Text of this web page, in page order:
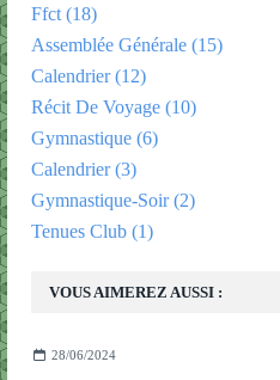
VOUS AIMEREZ AUSSI :
28/06/2024
Ffct (18)
Assemblée Générale (15)
Calendrier(12)
Récit De Voyage (10)
Gymnastique (6)
Calendrier(3)
Gymnastique-Soir(2)
Tenues Club (1)